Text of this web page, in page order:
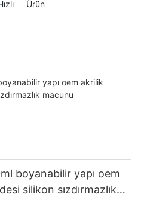
Ürün
boyanabilir yapı oem
silikon sızdırmazlık